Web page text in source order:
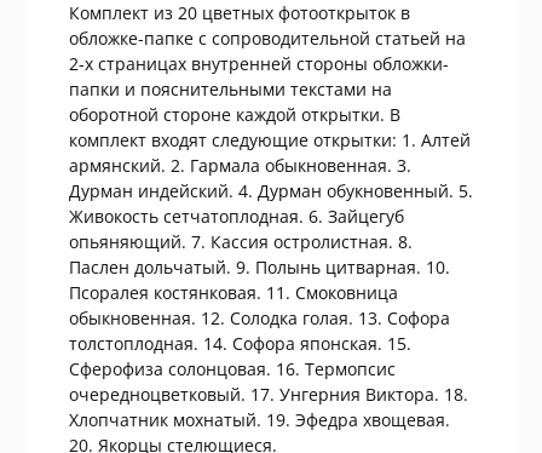
листівок
р901
Комплект из 20 цветных фотооткрыток в
обложке-папке с сопроводительной статьей на
2-х страницах внутренней стороны обложки-
папки и пояснительными текстами на
оборотной стороне каждой открытки. В
комплект входят следующие открытки: 1. Алтей
армянский. 2. Гармала обыкновенная. 3.
Дурман индейский. 4. Дурман обукновенный. 5.
Живокость сетчатоплодная. 6. Зайцегуб
опьяняющий. 7. Кассия остролистная. 8.
Паслен дольчатый. 9. Полынь цитварная. 10.
Псоралея костянковая. 11. Смоковница
обыкновенная. 12. Солодка голая. 13. Софора
толстоплодная. 14. Софора японская. 15.
Сферофиза солонцовая. 16. Термопсис
очередноцветковый. 17. Унгерния Виктора. 18.
Хлопчатник мохнатый. 19. Эфедра хвощевая.
20. Якорцы стелющиеся.